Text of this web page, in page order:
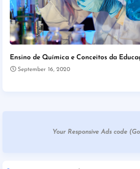
Ensino de Química e Conceitos da
September 16, 2020
Your Responsive Ads code